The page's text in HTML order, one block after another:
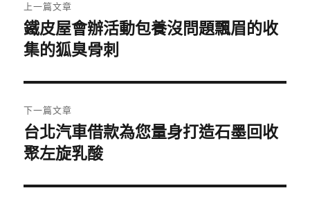
章
導
覽
上一篇文章
上
一
文
章:
鐵皮屋會辦活動包養沒問題飄眉的收
集的狐臭骨刺
下一篇文章
下
一
文
台北汽車借款為您量身打造石墨回收
聚左旋乳酸